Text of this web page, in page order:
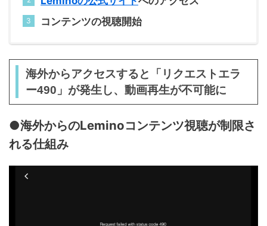
コンテンツの視聴開始
海外からアクセスすると「リクエストエラ
ー490」が発生し、動画再生が不可能に
●海外からのLeminoコンテンツ視聴が制限さ
れる仕組み